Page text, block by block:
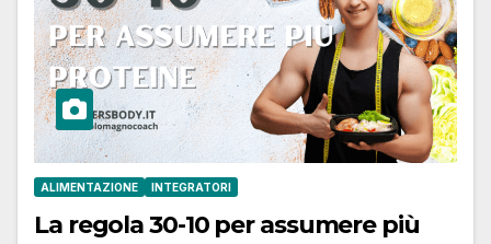
ALIMENTAZIONE INTEGRATORI
La regola 30-10 per assumere più